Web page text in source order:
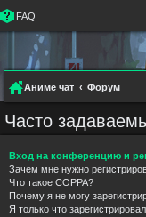
FAQ
Аниме чат Форум
Часто
Вход на конференцию и
Зачем мне нужно
Что такое COPPA?
Почему я не могу
Я только что